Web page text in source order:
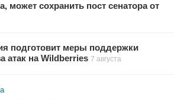
может сохранить пост сенатора от
подготовит меры поддержки
атак на Wildberries 7 августа